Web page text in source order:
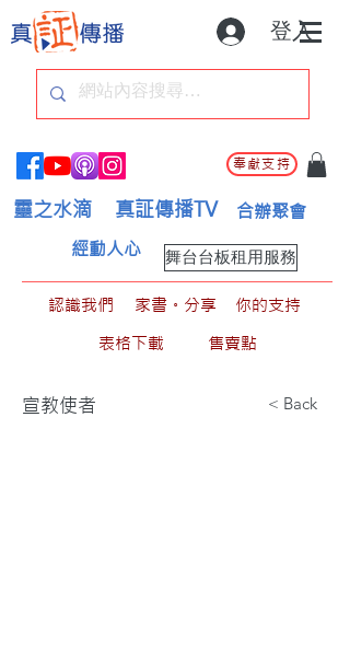
登入
奉獻支持
靈之水滴 真証傳播TV 合辦聚會
舞台台板租用服務
經動人心
認識我們 家書。分享
你的支持
表格下載
售賣點
宣教使者 < Back